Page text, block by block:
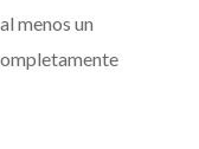
menos un